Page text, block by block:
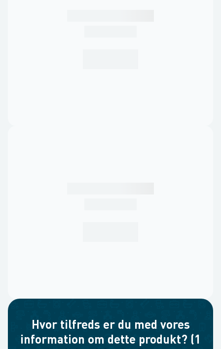
Hvor tilfreds er du med vores
information om dette produkt? (1